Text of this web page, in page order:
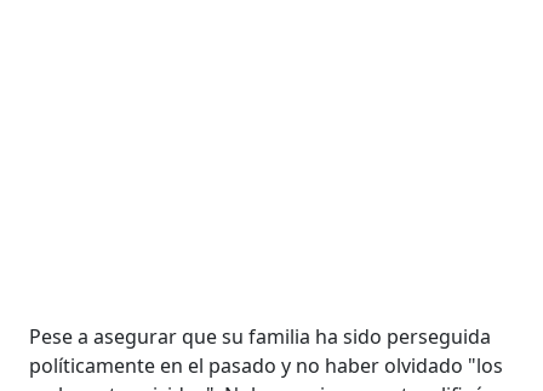
Pese a asegurar que su familia ha sido perseguida
políticamente en el pasado y no haber olvidado "los